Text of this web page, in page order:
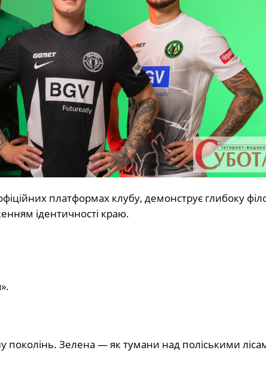
платформах клубу, демонструє глибоку
ідентичності краю.
поколінь. Зелена — як тумани над поліськими